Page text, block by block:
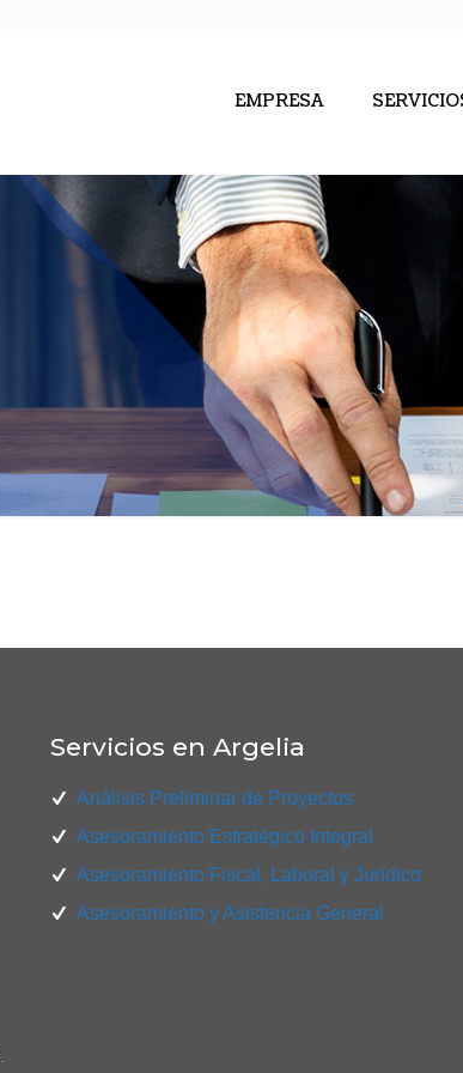
EMPRESA
Servicios en Argelia
Análisis Preliminar de Proyectos
Asesoramiento Estratégico Integral
Asesoramiento Fiscal, Laboral y Jurídico
Asesoramiento y Asistencia General